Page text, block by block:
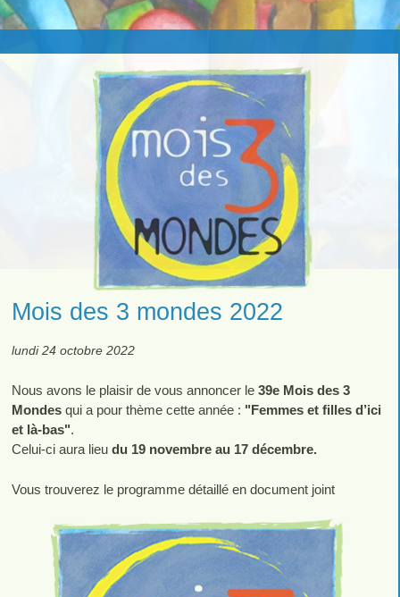
Mois des 3 mondes 2022
lundi 24 octobre 2022
Nous avons le plaisir de vous annoncer le 39e Mois des 3
Mondesqui a pour thème cette année : "Femmes et filles d’ici
et là-bas".
Celui-ci aura lieu du 19 novembre au 17 décembre.
Vous trouverez le programme détaillé en document joint